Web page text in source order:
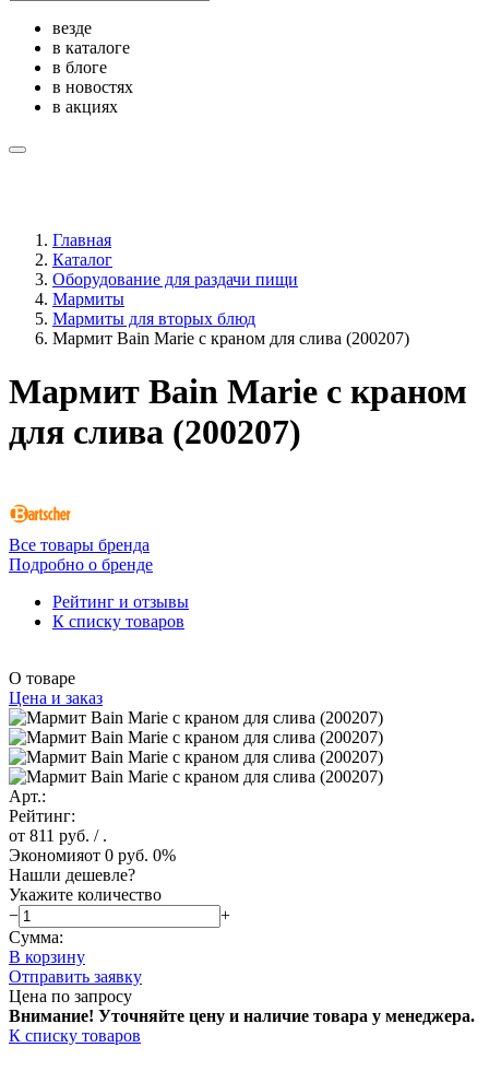
везде
в каталоге
в блоге
в новостях
в акциях
Главная
Каталог
Оборудование для раздачи пищи
Мармиты
Мармиты для вторых блюд
Мармит Bain Marie с краном для слива (200207)
Мармит Bain Marie с краном
для слива (200207)
Все товары бренда
Подробно о бренде
Рейтинг и отзывы
К списку товаров
О товаре
Цена и заказ
Арт.:
Рейтинг:
от 811 руб. / .
Экономияот 0 руб. 0%
Нашли дешевле?
Укажите количество
−
+
Сумма:
В корзину
Отправить заявку
Цена по запросу
Внимание! Уточняйте цену и наличие товара у менеджера.
К списку товаров